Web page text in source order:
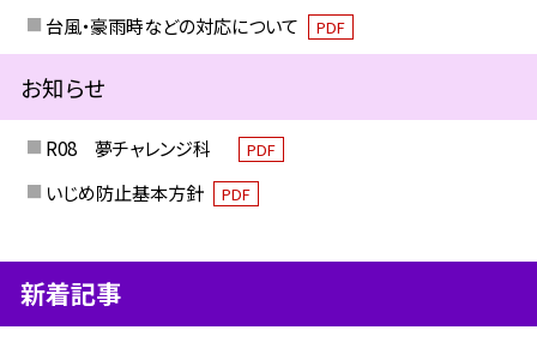
台風・豪雨時などの対応について PDF
お知らせ
R08 夢チャレンジ科 PDF
いじめ防止基本方針 PDF
新着記事